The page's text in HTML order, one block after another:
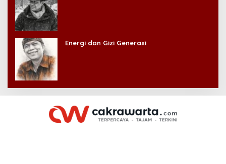
Energi dan Gizi Generasi